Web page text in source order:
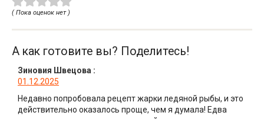
( Пока оценок нет )
А как готовите вы? Поделитесь!
Зиновия Швецова :
01.12.2025
Недавно попробовала рецепт жарки ледяной рыбы, и это
действительно оказалось проще, чем я думала! Едва